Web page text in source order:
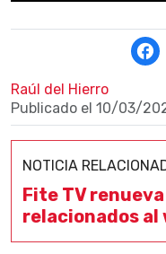
Raúl del Hierro
Publicado el 10/03/
NOTICIA
Fite TV
relacionados